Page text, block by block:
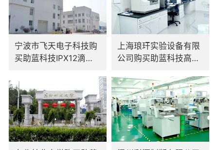
宁波市飞天电子科技购
买助蓝科技IPX12滴水
上海琅玕实验设备有限
公司购买助蓝科技高低